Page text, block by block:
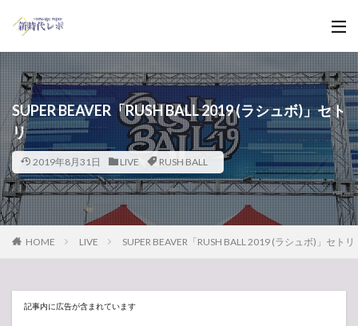
SUPER BEAVER「RUSH BALL 2019 (ラシュボ)」セト
リ
2019年8月31日 LIVE RUSH BALL
HOME LIVE SUPER BEAVER「RUSH BALL 2019 (ラシュボ)」セトリ
記事内に広告が含まれています